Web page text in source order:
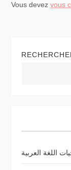
i
d
e
Vous devezvous